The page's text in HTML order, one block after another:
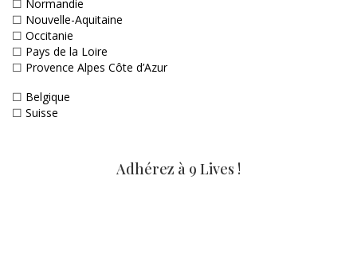
☐ Normandie
☐ Nouvelle-Aquitaine
☐ Occitanie
☐ Pays de la Loire
☐ Provence Alpes Côte d’Azur
☐ Belgique
☐ Suisse
Adhérez à 9 Lives !